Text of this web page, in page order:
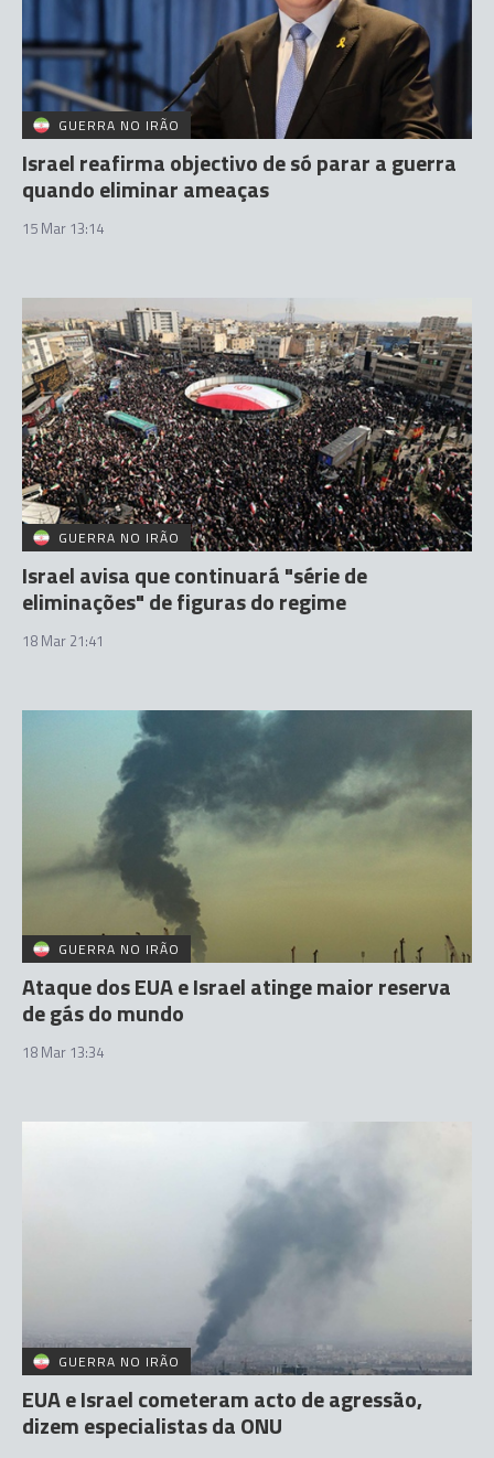
GUERRA NO IRÃO
Israel reafirma objectivo de só parar a guerra
quando eliminar ameaças
15 Mar 13:14
GUERRA NO IRÃO
Israel avisa que continuará "série de
eliminações" de figuras do regime
18 Mar 21:41
GUERRA NO IRÃO
Ataque dos EUA e Israel atinge maior reserva
de gás do mundo
18 Mar 13:34
GUERRA NO IRÃO
EUA e Israel cometeram acto de agressão,
dizem especialistas da ONU